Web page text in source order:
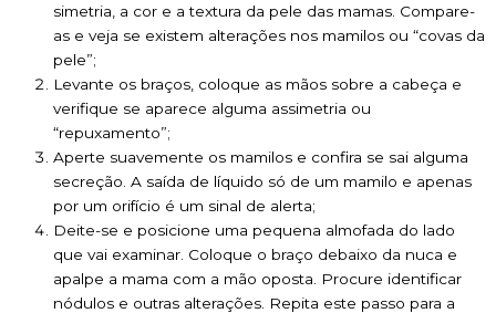
simetria, a cor e a textura da pele das mamas. Compare-
as e veja se existem alterações nos mamilos ou “covas da
pele”;
Levante os braços, coloque as mãos sobre a cabeça e
verifique se aparece alguma assimetria ou
“repuxamento”;
Aperte suavemente os mamilos e confira se sai alguma
secreção. A saída de líquido só de um mamilo e apenas
por um orifício é um sinal de alerta;
Deite-se e posicione uma pequena almofada do lado
que vai examinar. Coloque o braço debaixo da nuca e
apalpe a mama com a mão oposta. Procure identificar
nódulos e outras alterações. Repita este passo para a